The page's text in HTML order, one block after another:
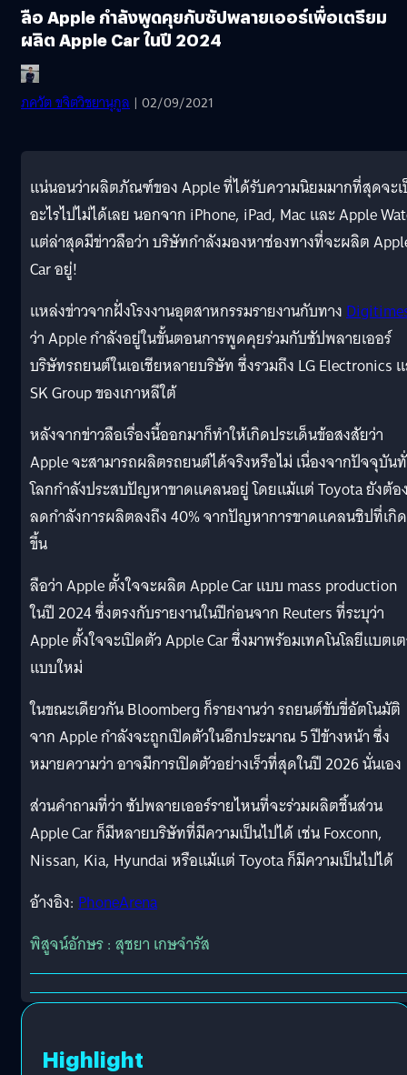
ลือ Apple กำลังพูดคุยกับซัปพลายเออร์เพื่อเตรียม
ผลิต Apple Car ในปี 2024
ภควัต ขจิตวิชยานุกูล | 02/09/2021
แน่นอนว่าผลิตภัณฑ์ของ Apple ที่ได้รับความนิยมมากที่สุดจะ
อะไรไปไม่ได้เลย นอกจาก iPhone, iPad, Mac และ Apple
แต่ล่าสุดมีข่าวลือว่า บริษัทกำลังมองหาช่องทางที่จะผลิต
Car อยู่!
แหล่งข่าวจากฝั่งโรงงานอุตสาหกรรมรายงานกับทาง
ว่า Apple กำลังอยู่ในขั้นตอนการพูดคุยร่วมกับซัปพลายเออร์
บริษัทรถยนต์ในเอเชียหลายบริษัท ซึ่งรวมถึง LG Electronics
SK Group ของเกาหลีใต้
หลังจากข่าวลือเรื่องนี้ออกมาก็ทำให้เกิดประเด็นข้อสงสัยว่า
Apple จะสามารถผลิตรถยนต์ได้จริงหรือไม่ เนื่องจากปัจจุบัน
โลกกำลังประสบปัญหาขาดแคลนอยู่ โดยแม้แต่ Toyota ยังต้อ
ลดกำลังการผลิตลงถึง 40% จากปัญหาการขาดแคลนชิปที่เกิด
ขึ้น
ลือว่า Apple ตั้งใจจะผลิต Apple Car แบบ mass production
ในปี 2024 ซึ่งตรงกับรายงานในปีก่อนจาก Reuters ที่ระบุว่า
Apple ตั้งใจจะเปิดตัว Apple Car ซึ่งมาพร้อมเทคโนโลยีแบตเ
แบบใหม่
ในขณะเดียวกัน Bloomberg ก็รายงานว่า รถยนต์ขับขี่อัตโนมัติ
จาก Apple กำลังจะถูกเปิดตัวในอีกประมาณ 5 ปีข้างหน้า ซึ่ง
หมายความว่า อาจมีการเปิดตัวอย่างเร็วที่สุดในปี 2026 นั่นเอง
ส่วนคำถามที่ว่า ซัปพลายเออร์รายไหนที่จะร่วมผลิตชิ้นส่วน
Apple Car ก็มีหลายบริษัทที่มีความเป็นไปได้ เช่น Foxconn,
Nissan, Kia, Hyundai หรือแม้แต่ Toyota ก็มีความเป็นไปได้
อ้างอิง: PhoneArena
พิสูจน์อักษร : สุชยา เกษจำรัส
Highlight